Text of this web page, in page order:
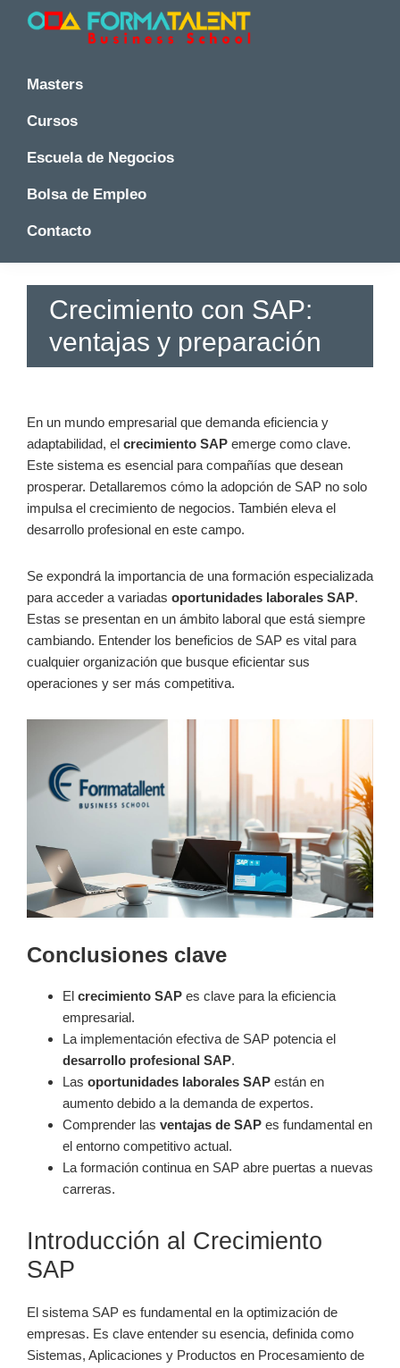
Saltar
Saltar
Saltar
principal
y
Master
en
Madrid
Formatalent
y
en
-
Formatalent
Masters
Cursos
Escuela de Negocios
Bolsa de Empleo
Contacto
Crecimiento con SAP:
ventajas y preparación
En un mundo empresarial que demanda eficiencia y
adaptabilidad, el crecimiento SAP emerge como clave.
Este sistema es esencial para compañías que desean
prosperar. Detallaremos cómo la adopción de SAP no solo
impulsa el crecimiento de negocios. También eleva el
desarrollo profesional en este campo.
Se expondrá la importancia de una formación especializada
para acceder a variadas oportunidades laborales SAP.
Estas se presentan en un ámbito laboral que está siempre
cambiando. Entender los beneficios de SAP es vital para
cualquier organización que busque eficientar sus
operaciones y ser más competitiva.
Conclusiones clave
El crecimiento SAP es clave para la eficiencia
empresarial.
La implementación efectiva de SAP potencia el
desarrollo profesional SAP.
Las oportunidades laborales SAP están en
aumento debido a la demanda de expertos.
Comprender las ventajas de SAP es fundamental en
el entorno competitivo actual.
La formación continua en SAP abre puertas a nuevas
carreras.
Introducción al Crecimiento
SAP
El sistema SAP es fundamental en la optimización de
empresas. Es clave entender su esencia, definida como
Sistemas, Aplicaciones y Productos en Procesamiento de